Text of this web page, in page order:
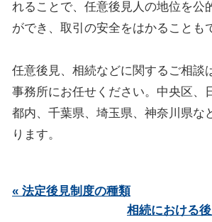
れることで、任意後見人の地位を公
ができ、取引の安全をはかることも
任意後見、相続などに関するご相談
事務所にお任せください。中央区、
都内、千葉県、埼玉県、神奈川県な
ります。
« 法定後見制度の種類
相続における